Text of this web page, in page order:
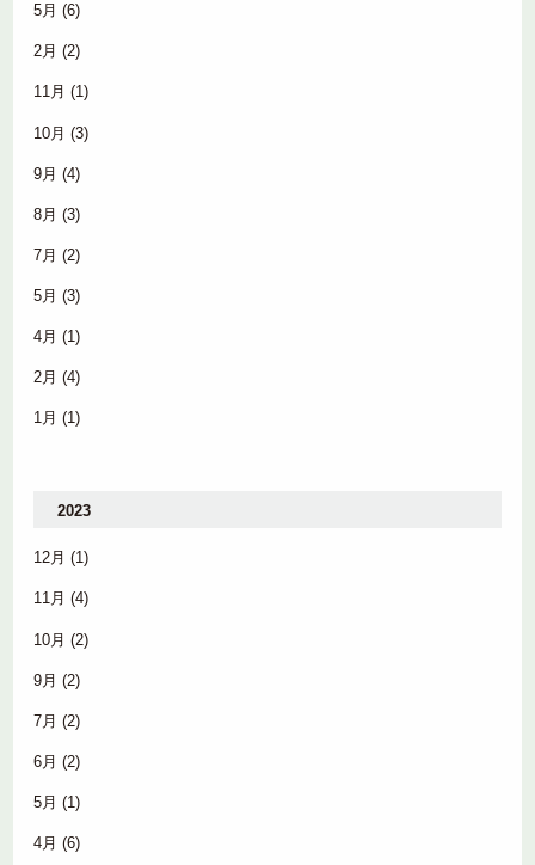
5月 (6)
2月 (2)
11月 (1)
10月 (3)
9月 (4)
8月 (3)
7月 (2)
5月 (3)
4月 (1)
2月 (4)
1月 (1)
2023
12月 (1)
11月 (4)
10月 (2)
9月 (2)
7月 (2)
6月 (2)
5月 (1)
4月 (6)